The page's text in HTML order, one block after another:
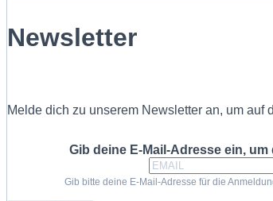
Newsletter
Melde dich zu unserem Newsletter an, um auf
Gib deine E-Mail-Adresse ein,
Gib bitte deine E-Mail-Adresse für die